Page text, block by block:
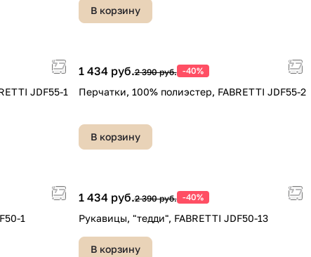
В корзину
JDF55-1
1 434 руб.2 390 руб. -40%
Перчатки, 100% полиэстер, FABRETTI JDF55-2
В корзину
1
1 434 руб.2 390 руб. -40%
Рукавицы, "тедди", FABRETTI JDF50-13
В корзину